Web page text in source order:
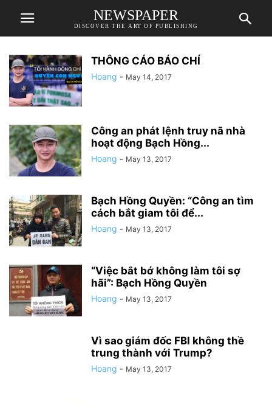
NEWSPAPER
DISCOVER THE ART OF PUBLISHING
THÔNG CÁO BÁO CHÍ
Hoang - May 14, 2017
Công an phát lệnh truy nã nhà
hoạt động Bạch Hồng...
Hoang - May 13, 2017
Bạch Hồng Quyền: “Công an tìm
cách bắt giam tôi để...
Hoang - May 13, 2017
“Việc bắt bớ không làm tôi sợ
hãi”: Bạch Hồng Quyền
Hoang - May 13, 2017
Vì sao giám đốc FBI không thề
trung thành với Trump?
Hoang - May 13, 2017